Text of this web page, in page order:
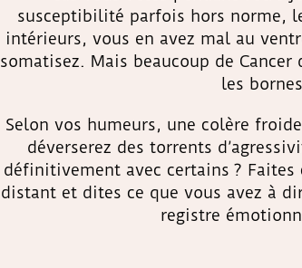
susceptibilité parfois hors norme,
intérieurs, vous en avez mal au
somatisez. Mais beaucoup de
les
Selon vos humeurs, une colère
déverserez des torrents
définitivement avec certains ?
distant et dites ce que vous avez à
registre